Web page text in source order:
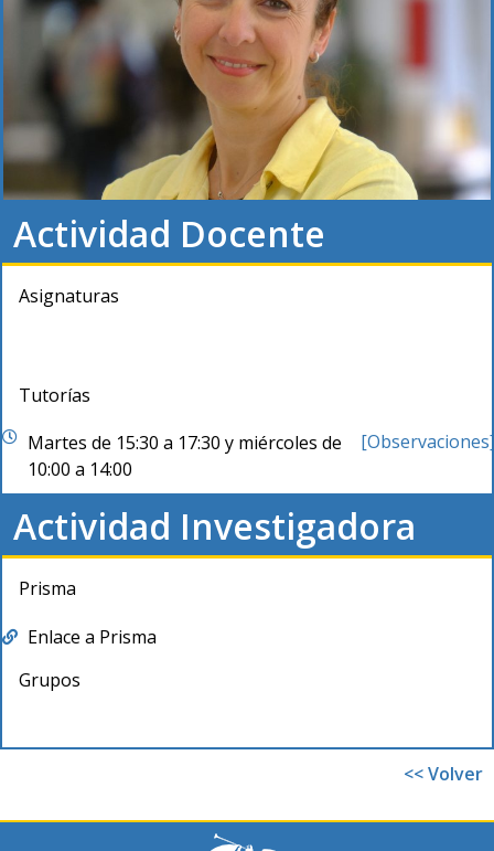
Actividad Docente
Asignaturas
Tutorías
Martes de 15:30 a 17:30 y miércoles de
10:00 a 14:00
[Observaciones]
Actividad Investigadora
Prisma
Enlace a Prisma
Grupos
<< Volver